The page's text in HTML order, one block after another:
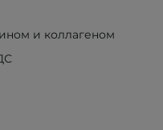
и коллагеном